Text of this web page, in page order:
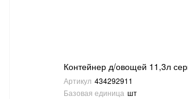
Контейнер д/овощей 11,3л
Артикул 434292911
Базовая единица шт